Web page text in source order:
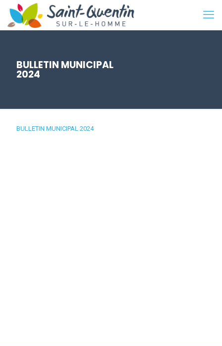
BULLETIN MUNICIPAL
2024
BULLETIN MUNICIPAL 2024